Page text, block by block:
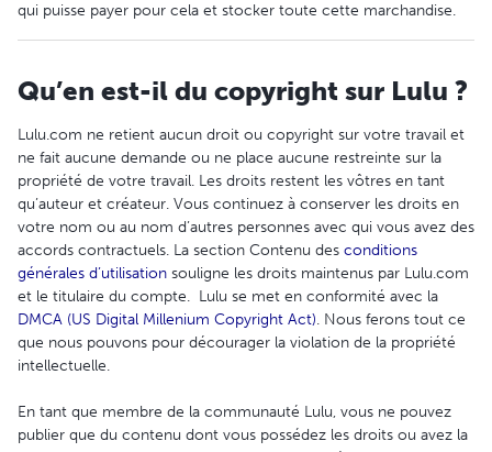
qui puisse payer pour cela et stocker toute cette marchandise.
Qu’en est-il du copyright sur Lulu ?
Lulu.com ne retient aucun droit ou copyright sur votre travail et
ne fait aucune demande ou ne place aucune restreinte sur la
propriété de votre travail. Les droits restent les vôtres en tant
qu’auteur et créateur. Vous continuez à conserver les droits en
votre nom ou au nom d’autres personnes avec qui vous avez des
accords contractuels. La section Contenu des conditions
générales d’utilisation souligne les droits maintenus par Lulu.com
et le titulaire du compte. Lulu se met en conformité avec la
DMCA (US Digital Millenium Copyright Act). Nous ferons tout ce
que nous pouvons pour décourager la violation de la propriété
intellectuelle.
En tant que membre de la communauté Lulu, vous ne pouvez
publier que du contenu dont vous possédez les droits ou avez la